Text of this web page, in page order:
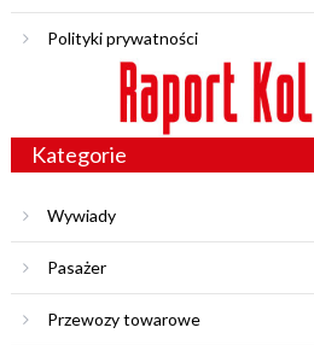
Polityki prywatności
Kategorie
Wywiady
Pasażer
Przewozy towarowe